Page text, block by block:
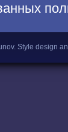
Style design